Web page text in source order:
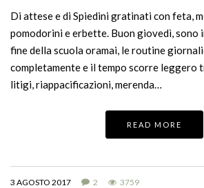
Di attese e di Spiedini gratinati con feta,
pomodorini e erbette. Buon giovedì, sono
fine della scuola oramai, le routine
completamente e il tempo scorre leggero
litigi, riappacificazioni, merenda…
READ MORE
3 AGOSTO 2017 2 3759